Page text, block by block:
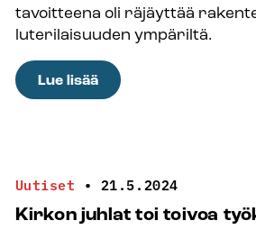
tavoitteena oli räjäyttää
luterilaisuuden ympäriltä.
Lue lisää:
Uskonsa
Tuomas
Enbuske:
Uutiset • 21.5.2024
Kirkon juhlat toi toivoa